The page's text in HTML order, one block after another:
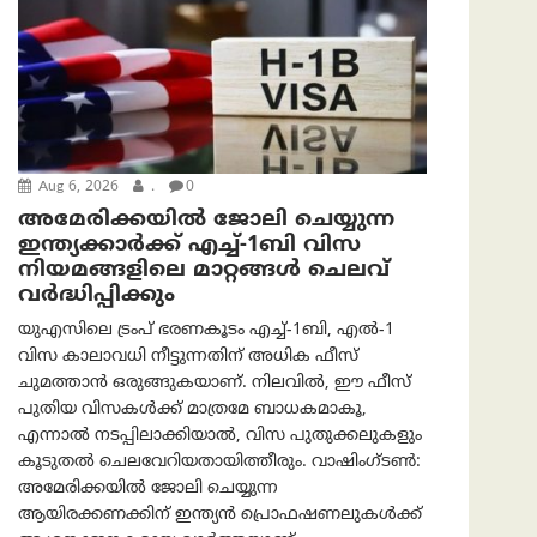
Aug 6, 2026 . 0
അമേരിക്കയില്‍ ജോലി ചെയ്യുന്ന
ഇന്ത്യക്കാർക്ക് എച്ച്-1ബി വിസ
നിയമങ്ങളിലെ മാറ്റങ്ങൾ ചെലവ്
വർദ്ധിപ്പിക്കും
യുഎസിലെ ട്രംപ് ഭരണകൂടം എച്ച്-1ബി, എൽ-1
വിസ കാലാവധി നീട്ടുന്നതിന് അധിക ഫീസ്
ചുമത്താൻ ഒരുങ്ങുകയാണ്. നിലവിൽ, ഈ ഫീസ്
പുതിയ വിസകൾക്ക് മാത്രമേ ബാധകമാകൂ,
എന്നാൽ നടപ്പിലാക്കിയാൽ, വിസ പുതുക്കലുകളും
കൂടുതൽ ചെലവേറിയതായിത്തീരും. വാഷിംഗ്ടണ്‍:
അമേരിക്കയില്‍ ജോലി ചെയ്യുന്ന
ആയിരക്കണക്കിന് ഇന്ത്യൻ പ്രൊഫഷണലുകൾക്ക്